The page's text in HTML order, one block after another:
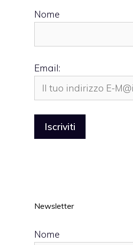
Nome
Email:
Newsletter
Nome